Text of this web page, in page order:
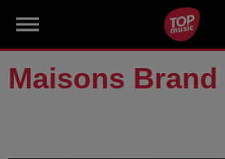
Maisons